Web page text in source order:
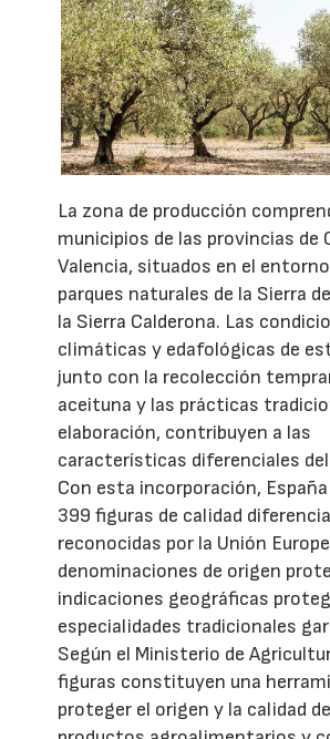
La zona de producción
municipios de las provincias de
Valencia, situados en el
parques naturales de la Sierra
la Sierra Calderona. Las
climáticas y edafológicas de
junto con la recolección
aceituna y las prácticas
elaboración, contribuyen a las
características diferenciales
Con esta incorporación,
399 figuras de calidad
reconocidas por la Unión
denominaciones de origen
indicaciones geográficas
especialidades tradicionales
Según el Ministerio de
figuras constituyen una
proteger el origen y la calidad